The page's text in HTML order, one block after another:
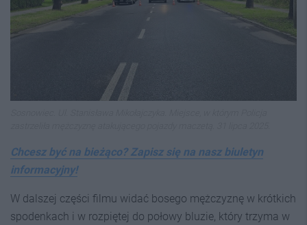
Chcesz być na bieżąco? Zapisz się na nasz biuletyn
informacyjny!
W dalszej części filmu widać bosego mężczyznę w krótkich
spodenkach i w rozpiętej do połowy bluzie, który trzyma w